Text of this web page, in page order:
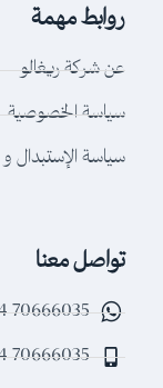
روابط مهمة
عن شركة ريغالو
سياسة الخصوصية
سياسة الإستبدال
تواصل معنا
70666035 974+
70666035 974+